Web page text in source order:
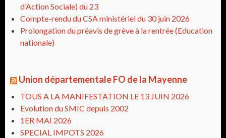
d’Action Sociale) du 23
Compte-rendu du CSA ministériel du 30 juin 2026
Prolongation du préavis de grève à la rentrée (Education
nationale)
Union départementale FO de la Mayenne
TOUS A LA MANIFESTATION LE 13 JUIN 2026
Evolution du SMIC depuis 2002
1ER MAI 2026
SPECIAL IMPOTS 2026